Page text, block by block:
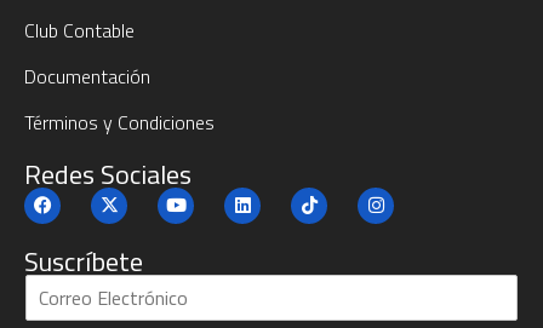
Club Contable
Documentación
Términos y Condiciones
Redes Sociales
Suscríbete
S